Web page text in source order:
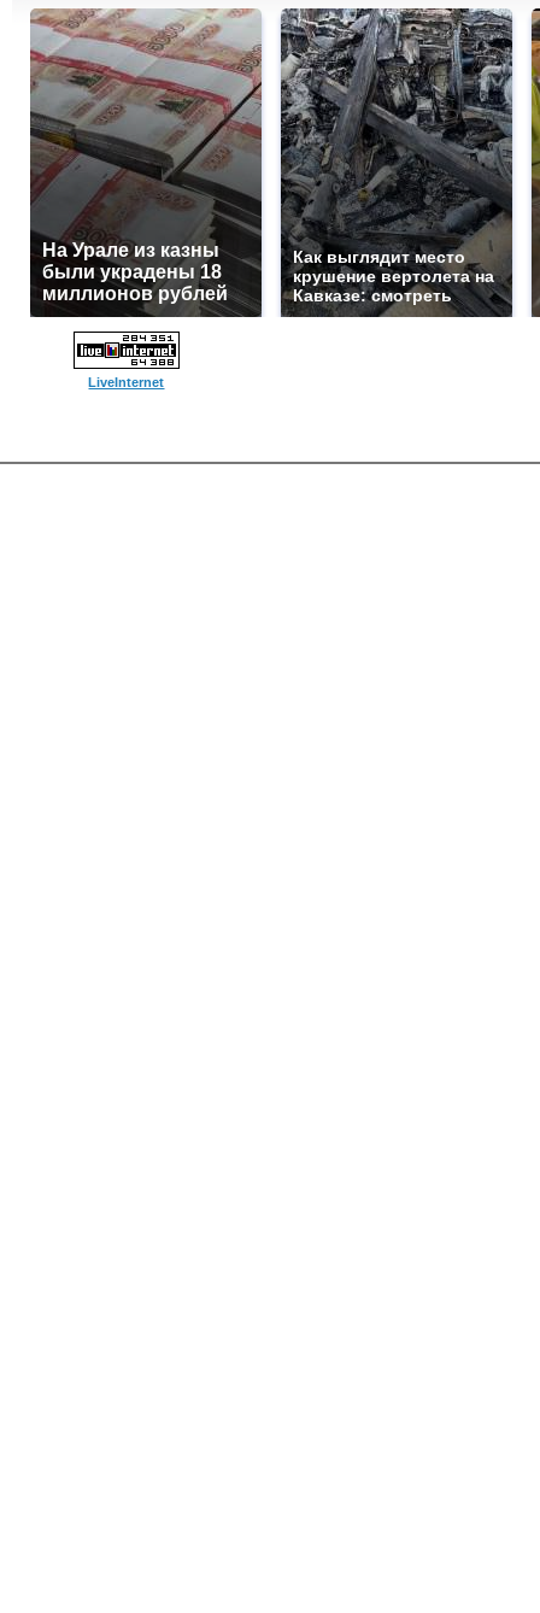
На Урале из казны
были украдены 18
миллионов рублей
Как выглядит место
крушение вертолета на
Кавказе: смотреть
LiveInternet